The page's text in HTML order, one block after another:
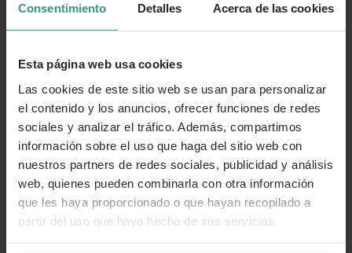
Consentimiento Detalles Acerca de las cookies
Esta página web usa cookies
Las cookies de este sitio web se usan para personalizar
el contenido y los anuncios, ofrecer funciones de redes
sociales y analizar el tráfico. Además, compartimos
información sobre el uso que haga del sitio web con
nuestros partners de redes sociales, publicidad y análisis
web, quienes pueden combinarla con otra información
que les haya proporcionado o que hayan recopilado a
partir del uso que haya hecho de sus servicios.